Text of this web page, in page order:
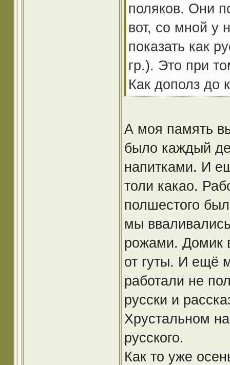
поляков. Они
вот, со мной у
показать как
гр.). Это при
Как дополз до
А моя память
было каждый
напитками. И
толи какао.
полшестого
мы
рожами. Домик
от гуты. И ещё
работали не
русски и
Хрустальном
русского.
Как то уже